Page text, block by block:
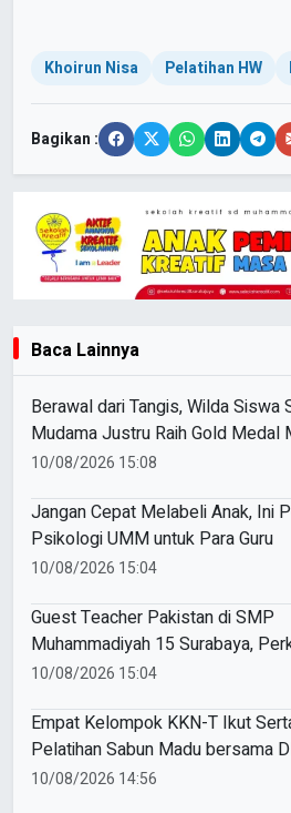
Khoirun Nisa Pelatihan HW
Bagikan :
Baca Lainnya
Berawal dari Tangis, Wilda Siswa
Mudama Justru Raih Gold Medal
Awards 2026
10/08/2026 15:08
Jangan Cepat Melabeli Anak, Ini
Psikologi UMM untuk Para Guru
10/08/2026 15:04
Guest Teacher Pakistan di SMP
Muhammadiyah 15 Surabaya,
Pembelajaran Matematika
10/08/2026 15:04
Empat Kelompok KKN-T Ikut
Pelatihan Sabun Madu bersama
dan PCM
10/08/2026 14:56